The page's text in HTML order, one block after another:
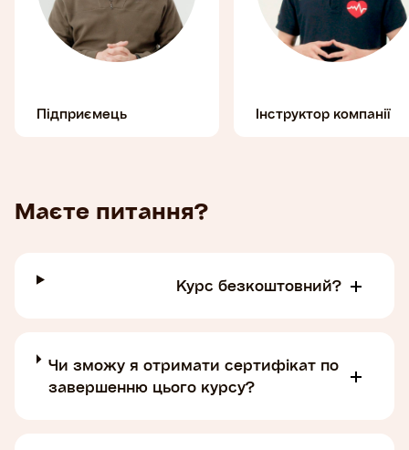
Підприємець Інструктор компанії
Маєте питання?
Курс безкоштовний?
Чи зможу я отримати сертифікат по
завершенню цього курсу?